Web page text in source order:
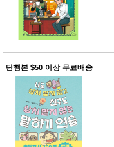
단행본 $50 이상 무료배송